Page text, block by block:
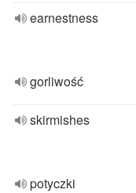
earnestness
gorliwość
skirmishes
potyczki